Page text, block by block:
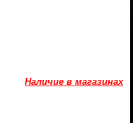
Наличие в магазинах